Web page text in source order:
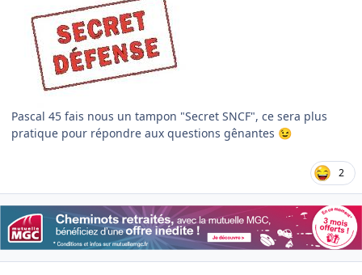
Pascal 45 fais nous un tampon "Secret SNCF", ce sera plus
pratique pour répondre aux questions gênantes 😉
2